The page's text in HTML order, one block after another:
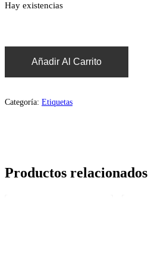
Hay existencias
Añadir Al Carrito
Categoría: Etiquetas
Productos relacionados